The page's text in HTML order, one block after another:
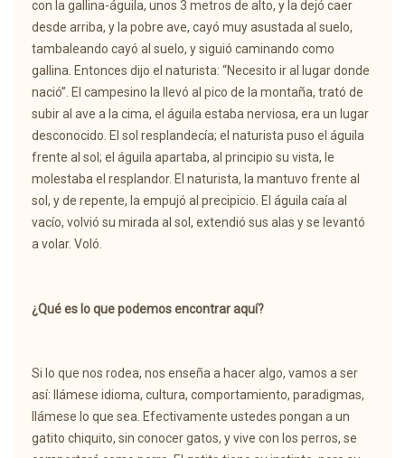
con la gallina-águila, unos 3 metros de alto, y la dejó caer
desde arriba, y la pobre ave, cayó muy asustada al suelo,
tambaleando cayó al suelo, y siguió caminando como
gallina. Entonces dijo el naturista: “Necesito ir al lugar donde
nació”. El campesino la llevó al pico de la montaña, trató de
subir al ave a la cima, el águila estaba nerviosa, era un lugar
desconocido. El sol resplandecía; el naturista puso el águila
frente al sol; el águila apartaba, al principio su vista, le
molestaba el resplandor. El naturista, la mantuvo frente al
sol, y de repente, la empujó al precipicio. El águila caía al
vacío, volvió su mirada al sol, extendió sus alas y se levantó
a volar. Voló.
¿Qué es lo que podemos encontrar aquí?
Si lo que nos rodea, nos enseña a hacer algo, vamos a ser
así: llámese idioma, cultura, comportamiento, paradigmas,
llámese lo que sea. Efectivamente ustedes pongan a un
gatito chiquito, sin conocer gatos, y vive con los perros, se